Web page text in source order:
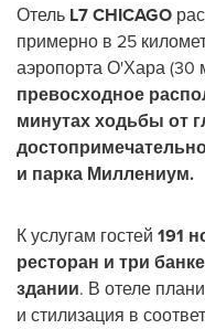
Отель L7CHICAGO
примерно в 25
аэропорта О'Хара (30
превосходное
минутах ходьбы от
и парка Миллениум.
К услугам гостей 191
ресторан и три
здании. В отеле
и стилизация в